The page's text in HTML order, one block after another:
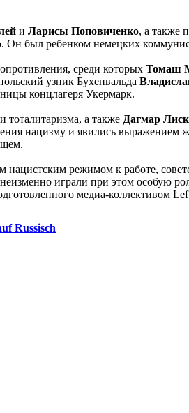
и Ларисы Поповиченко, а также
Он был ребенком немецких
среди которых Томаш
узник Бухенвальда
концлагеря Укермарк.
тоталитаризма, а также Дагмар
нацизму и явились выражением
режимом к работе,
играли при этом особую
медиа-коллективом
Russisch